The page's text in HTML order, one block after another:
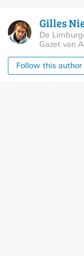
Gilles
De
Gazet van
Follow this author